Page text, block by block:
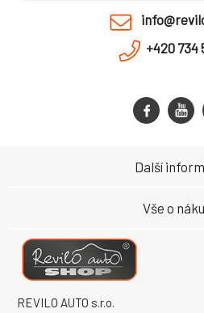
+420 734
REVILO AUTO s.r.o.
Další
Vše o